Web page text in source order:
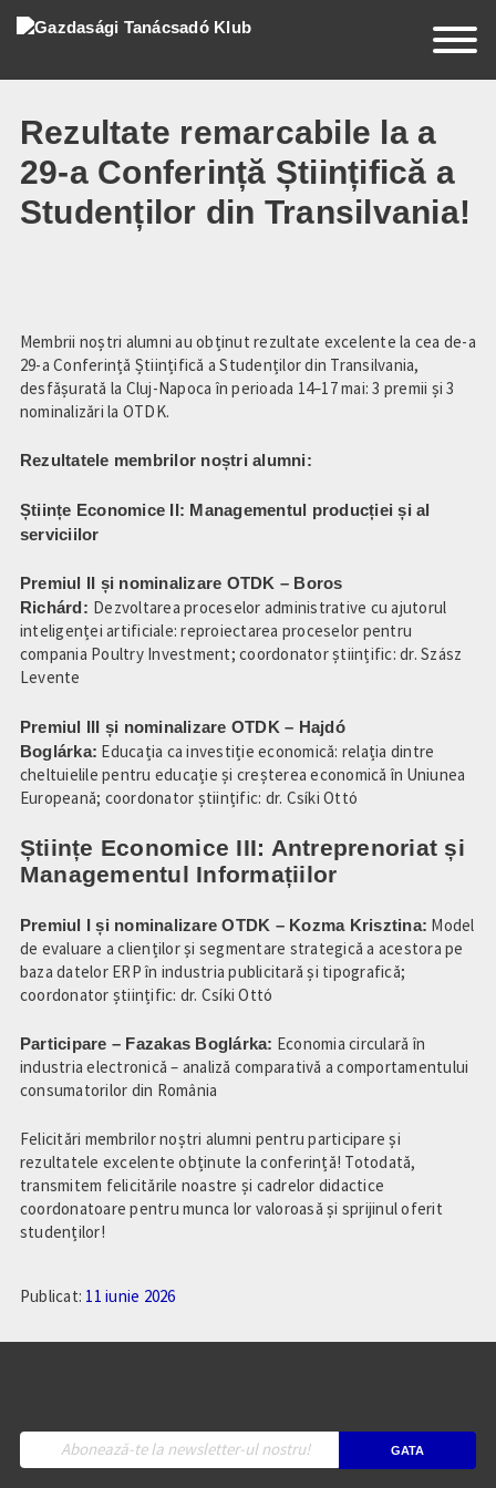
Știri
Evenimente
Rezultate remarcabile la a
29-a Conferință Științifică a
Studenților din Transilvania!
Membrii noștri alumni au obținut rezultate excelente la cea de-a
29-a Conferință Științifică a Studenților din Transilvania,
desfășurată la Cluj-Napoca în perioada 14–17 mai: 3 premii și 3
nominalizări la OTDK.
Rezultatele membrilor noștri alumni:
Științe Economice II: Managementul producției și al
serviciilor
Premiul II și nominalizare OTDK – Boros
Richárd: Dezvoltarea proceselor administrative cu ajutorul
inteligenței artificiale: reproiectarea proceselor pentru
compania Poultry Investment; coordonator științific: dr. Szász
Levente
Premiul III și nominalizare OTDK – Hajdó
Boglárka: Educația ca investiție economică: relația dintre
cheltuielile pentru educație și creșterea economică în Uniunea
Europeană; coordonator științific: dr. Csíki Ottó
Științe Economice III: Antreprenoriat și
Managementul Informațiilor
Premiul I și nominalizare OTDK – Kozma Krisztina: Model
de evaluare a clienților și segmentare strategică a acestora pe
baza datelor ERP în industria publicitară și tipografică;
coordonator științific: dr. Csíki Ottó
Participare – Fazakas Boglárka: Economia circulară în
industria electronică – analiză comparativă a comportamentului
consumatorilor din România
Felicitări membrilor noștri alumni pentru participare și
rezultatele excelente obținute la conferință! Totodată,
transmitem felicitările noastre și cadrelor didactice
coordonatoare pentru munca lor valoroasă și sprijinul oferit
studenților!
Publicat: 11 iunie 2026